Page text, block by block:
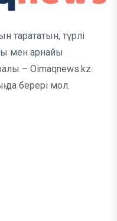
тарататын, түрлі
мен арнайы
– Oimaqnews.kz.
да берері мол.